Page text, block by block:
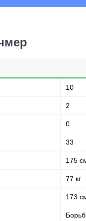
10
2
0
33
175
77 кг
173